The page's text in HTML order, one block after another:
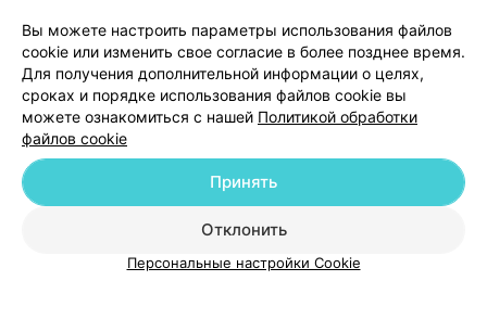
Добавить компанию
Добавить специалиста
Новости проекта
Размещение рекламы
Медицинский маркетинг
Публичный договор
Вы можете настроить параметры использования файлов
cookie или изменить свое согласие в более позднее время.
Для получения дополнительной информации о целях,
сроках и порядке использования файлов cookie вы
можете ознакомиться с нашей Политикой обработки
файлов cookie
Отклонить
Принять
Персональные настройки Cookie